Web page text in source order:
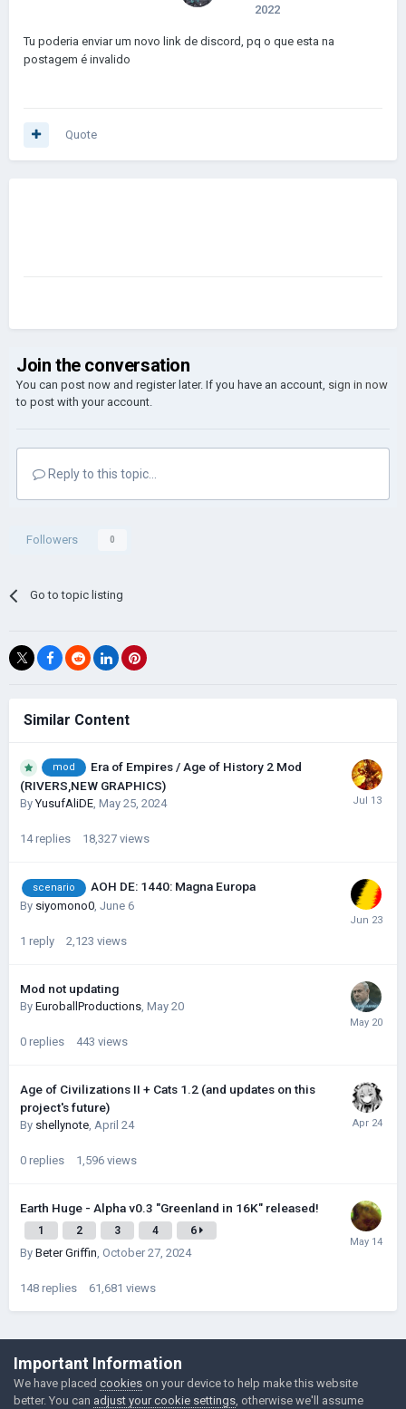
2022
Tu poderia enviar um novo link de discord, pq o que esta na
postagem é invalido
Quote
Join the conversation
You can post now and register later. If you have an account, sign in now
to post with your account.
Reply to this topic...
Followers 0
Go to topic listing
Similar Content
mod
Era of Empires / Age of History 2 Mod
(RIVERS,NEW GRAPHICS)
ByYusufAliDE, May 25, 2024
14 replies 18,327 views
scenario AOH DE: 1440: Magna Europa
By siyomono0 June 6
1 reply 2,123 views
Mod not updating
By EuroballProductions May 20
0 replies 443 views
Age of Civilizations II + Cats 1.2 (and updates on this
project's future)
By shellynote April 24
0 replies 1,596 views
Earth Huge - Alpha v0.3 "Greenland in 16K" released!
1 2 3 4 6
By Beter Griffin October 27, 2024
148 replies 61,681 views
©Łukasz Jakowski Games
Powered by Invision Community
Important Information
We have placed cookies on your device to help make this website
better. You can adjust your cookie settings , otherwise we'll assume